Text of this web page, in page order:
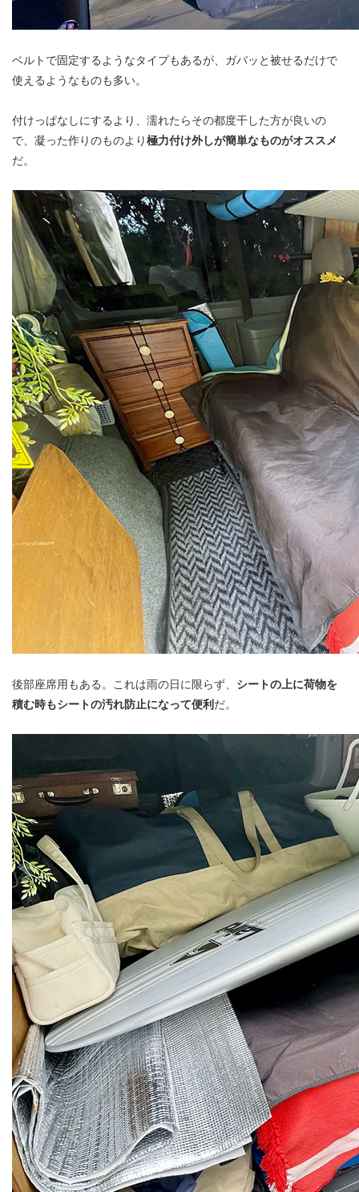
ベルトで固定するようなタイプもあるが、ガバッと被せるだけで
使えるようなものも多い。
付けっぱなしにするより、濡れたらその都度干した方が良いの
で、凝った作りのものより極力付け外しが簡単なものがオススメ
だ。
後部座席用もある。これは雨の日に限らず、 シートの上に荷物を
積む時もシートの汚れ防止になって便利だ。